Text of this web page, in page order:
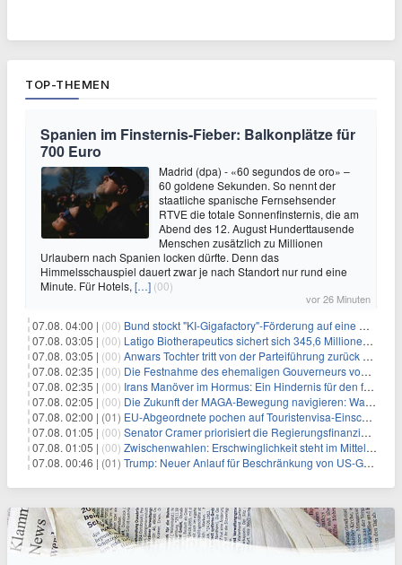
TOP-THEMEN
Spanien im Finsternis-Fieber: Balkonplätze für
700 Euro
Madrid (dpa) - «60 segundos de oro» –
60 goldene Sekunden. So nennt der
staatliche spanische Fernsehsender
RTVE die totale Sonnenfinsternis, die am
Abend des 12. August Hunderttausende
Menschen zusätzlich zu Millionen
Urlaubern nach Spanien locken dürfte. Denn das
Himmelsschauspiel dauert zwar je nach Standort nur rund eine
Minute. Für Hotels, […] (00)
vor 26 Minuten
07.08. 04:00 | (00) Bund stockt "KI-Gigafactory"-Förderung auf eine Milliarde Euro auf
07.08. 03:05 | (00) Latigo Biotherapeutics sichert sich 345,6 Millionen Dollar in einer erhöhten IPO und ebnet den Weg für nicht-opioide Schmerztherapie
07.08. 03:05 | (00) Anwars Tochter tritt von der Parteiführung zurück und hebt politische Turbulenzen hervor
07.08. 02:35 | (00) Die Festnahme des ehemaligen Gouverneurs von Mexiko hebt die anhaltenden Herausforderungen in der Governance und im Geschäftsumfeld hervor
07.08. 02:35 | (00) Irans Manöver im Hormus: Ein Hindernis für den freien Handel und das Investorenvertrauen
07.08. 02:05 | (00) Die Zukunft der MAGA-Bewegung navigieren: Was steht für Investoren auf dem Spiel?
07.08. 02:00 | (01) EU-Abgeordnete pochen auf Touristenvisa-Einschränkungen für Russen
07.08. 01:05 | (00) Senator Cramer priorisiert die Regierungsfinanzierung angesichts des bevorstehenden Ferienbeginns
07.08. 01:05 | (00) Zwischenwahlen: Erschwinglichkeit steht im Mittelpunkt, während die Demokraten auf die Mehrheit im Repräsentantenhaus zielen
07.08. 00:46 | (01) Trump: Neuer Anlauf für Beschränkung von US-Geburtsrecht